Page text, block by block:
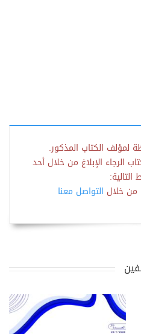
لمؤلف الكتاب المذكور.
الرجاء الإبلاغ من خلال أحد
التالية:
من خلال التواصل معنا